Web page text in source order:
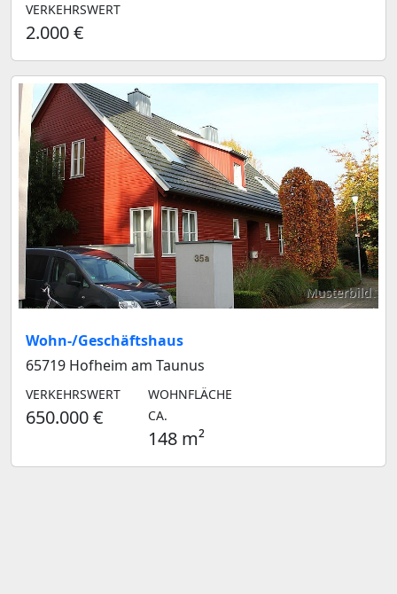
VERKEHRSWERT
2.000 €
Musterbild
Wohn-/Geschäftshaus
65719 Hofheim am Taunus
VERKEHRSWERT
650.000 €
WOHNFLÄCHE
CA.
148 m²